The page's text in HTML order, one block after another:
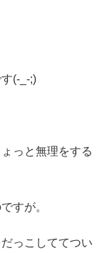
(-_-;)
っと無理をする
すが。
っこしててつい